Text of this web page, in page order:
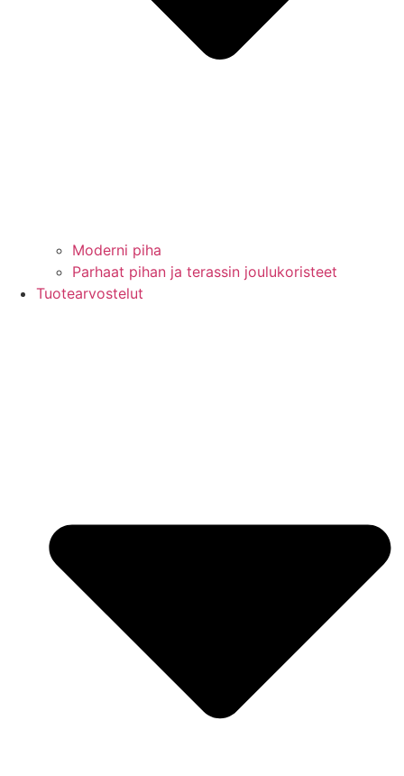
Moderni piha
Parhaat pihan ja terassin joulukoristeet
Tuotearvostelut